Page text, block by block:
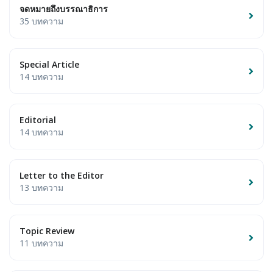
จดหมายถึงบรรณาธิการ
35 บทความ
Special Article
14 บทความ
Editorial
14 บทความ
Letter to the Editor
13 บทความ
Topic Review
11 บทความ